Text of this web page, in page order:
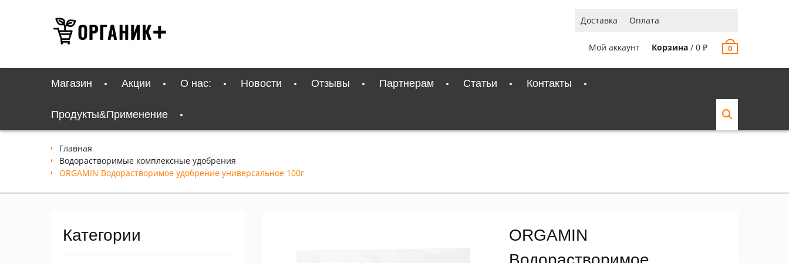
содержимому
Доставка Оплата
Мой аккаунт Корзина / 0 ₽ 0
Магазин Акции О нас: Новости Отзывы Партнерам Статьи Контакты
Продукты&Применение
Главная
Водорастворимые комплексные удобрения
ORGAMIN Водорастворимое удобрение универсальное 100г
ORGAMIN
Категории